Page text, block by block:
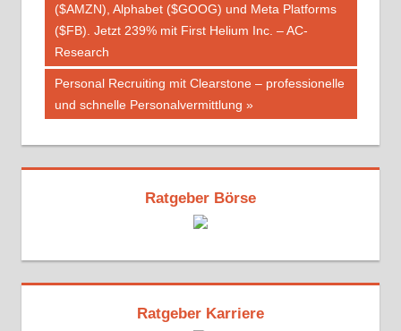
($AMZN), Alphabet ($GOOG) und Meta Platforms
($FB). Jetzt 239% mit First Helium Inc. – AC-
Research
Nächster
Beitrag:
Personal Recruiting mit Clearstone – professionelle
und schnelle Personalvermittlung
Ratgeber Börse
Ratgeber Karriere